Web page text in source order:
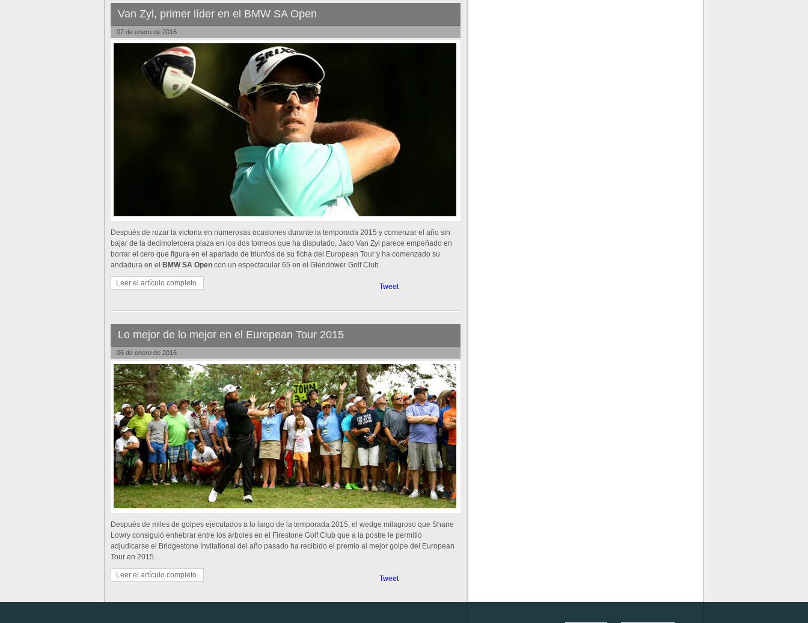
Van Zyl, primer líder en el BMW SA Open
07 de enero de 2016
Después de rozar la victoria en numerosas ocasiones durante la temporada 2015 y comenzar el año sin
bajar de la decimotercera plaza en los dos torneos que ha disputado, Jaco Van Zyl parece empeñado en
borrar el cero que figura en el apartado de triunfos de su ficha del European Tour y ha comenzado su
andadura en el
BMW SA Open con un espectacular 65 en el Glendower Golf Club.
Leer el artículo completo. Tweet
Lo mejor de lo mejor en el European Tour 2015
06 de enero de 2016
Después de miles de golpes ejecutados a lo largo de la temporada 2015, el wedge milagroso que Shane
Lowry consiguió enhebrar entre los árboles en el Firestone Golf Club que a la postre le permitió
adjudicarse el Bridgestone Invitational del año pasado ha recibido el premio al mejor golpe del European
Tour en 2015.
Leer el artículo completo. Tweet